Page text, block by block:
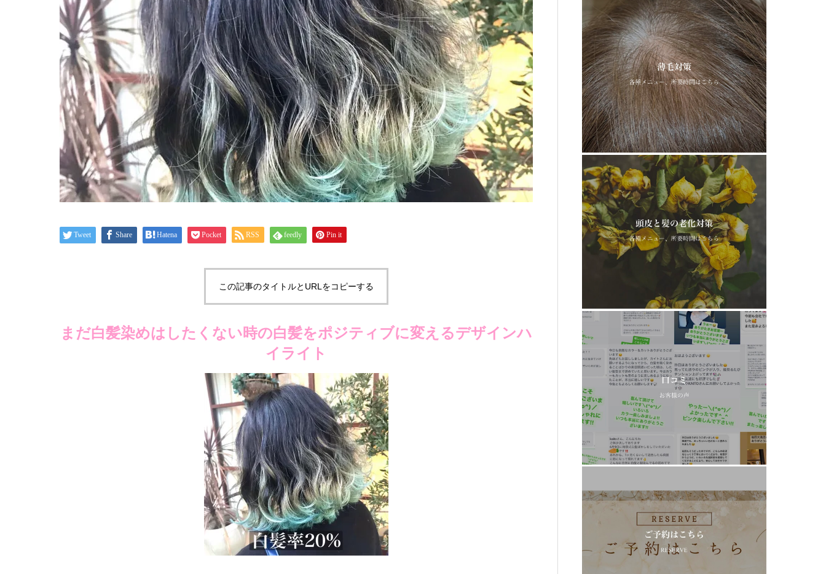
Tweet Share Hatena Pocket RSS feedly Pin it
この記事のタイトルとURLをコピーする
まだ白髪染めはしたくない時の白髪をポジティブに変えるデザインハ
イライト